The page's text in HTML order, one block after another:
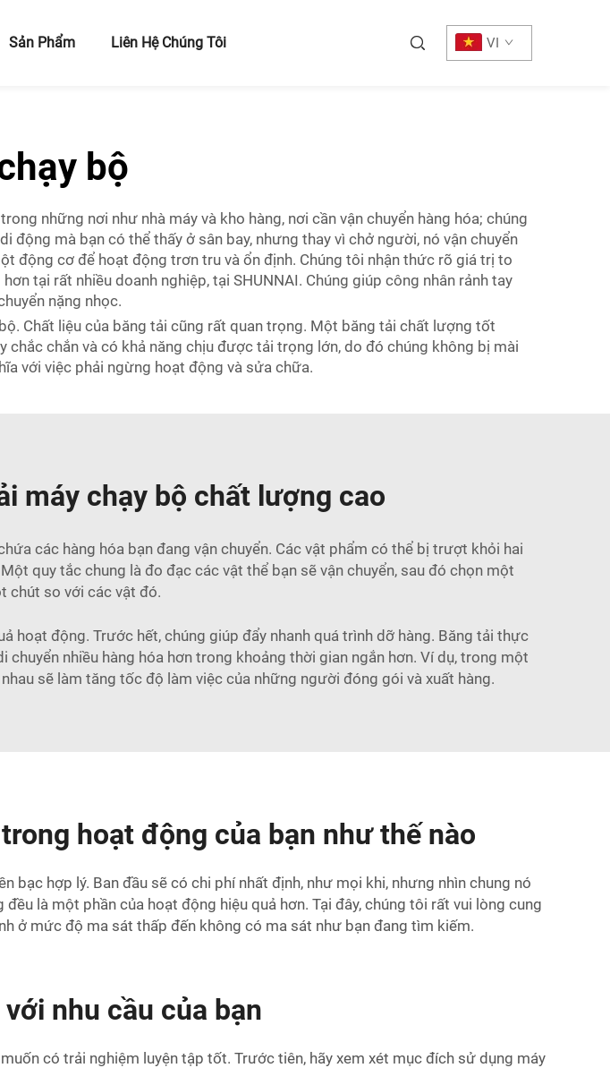
Sản Phẩm Liên Hệ Chúng Tôi VI
bộ
những nơi như nhà máy và kho hàng, nơi cần vận chuyển hàng hóa; chúng
mà bạn có thể thấy ở sân bay, nhưng thay vì chở người, nó vận chuyển
động cơ để hoạt động trơn tru và ổn định. Chúng tôi nhận thức rõ giá trị to
tại rất nhiều doanh nghiệp, tại SHUNNAI. Chúng giúp công nhân rảnh tay
nặng nhọc.
Chất liệu của băng tải cũng rất quan trọng. Một băng tải chất lượng tốt
chắn và có khả năng chịu được tải trọng lớn, do đó chúng không bị mài
với việc phải ngừng hoạt động và sửa chữa.
máy chạy bộ chất lượng cao
các hàng hóa bạn đang vận chuyển. Các vật phẩm có thể bị trượt khỏi hai
quy tắc chung là đo đạc các vật thể bạn sẽ vận chuyển, sau đó chọn một
chút so với các vật đó.
hoạt động. Trước hết, chúng giúp đẩy nhanh quá trình dỡ hàng. Băng tải thực
chuyển nhiều hàng hóa hơn trong khoảng thời gian ngắn hơn. Ví dụ, trong một
sẽ làm tăng tốc độ làm việc của những người đóng gói và xuất hàng.
hoạt động của bạn như thế nào
hợp lý. Ban đầu sẽ có chi phí nhất định, như mọi khi, nhưng nhìn chung nó
là một phần của hoạt động hiệu quả hơn. Tại đây, chúng tôi rất vui lòng cung
ở mức độ ma sát thấp đến không có ma sát như bạn đang tìm kiếm.
nhu cầu của bạn
có trải nghiệm luyện tập tốt. Trước tiên, hãy xem xét mục đích sử dụng máy